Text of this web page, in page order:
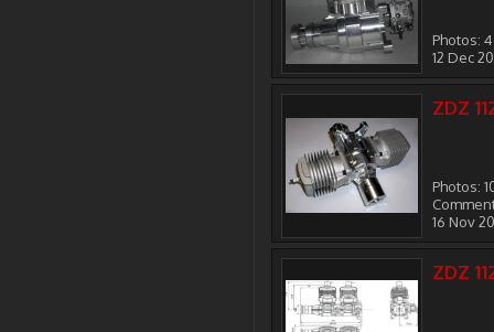
Photos: 4
12 Dec
ZDZ
Photos:
16 Nov
ZDZ